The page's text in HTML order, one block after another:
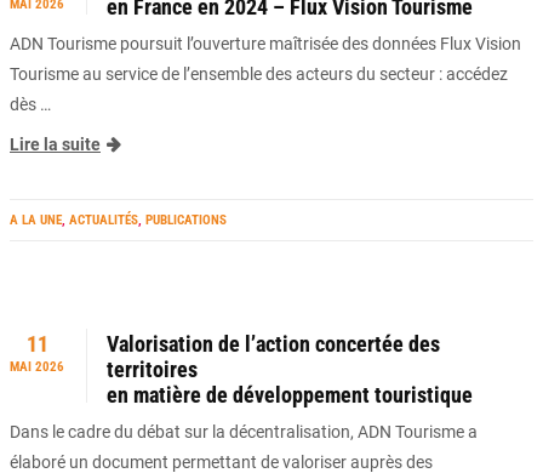
MAI 2026
en France en 2024 – Flux Vision Tourisme
ADN Tourisme poursuit l’ouverture maîtrisée des données Flux Vision
Tourisme au service de l’ensemble des acteurs du secteur : accédez
dès …
Lire la suite
A LA UNE, ACTUALITÉS, PUBLICATIONS
11
MAI 2026
Valorisation de l’action concertée des
territoires
en matière de développement touristique
Dans le cadre du débat sur la décentralisation, ADN Tourisme a
élaboré un document permettant de valoriser auprès des